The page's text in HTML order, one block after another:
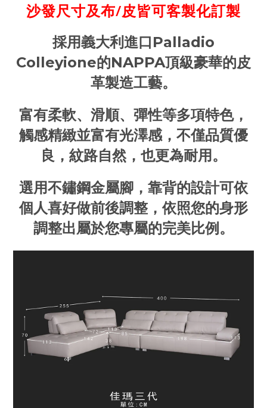
沙發尺寸及布/皮皆可客製化訂製
採用義大利進口Palladio
Colleyione的NAPPA頂級豪華的皮
革製造工藝。
富有柔軟、滑順、彈性等多項特色，
觸感精緻並富有光澤感，不僅品質優
良，紋路自然，也更為耐用。
選用不鏽鋼金屬腳，靠背的設計可依
個人喜好做前後調整，依照您的身形
調整出屬於您專屬的完美比例。